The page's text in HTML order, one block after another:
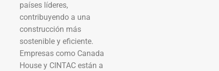
países líderes,
contribuyendo a una
construcción más
sostenible y eficiente.
Empresas como Canada
House y CINTAC están a